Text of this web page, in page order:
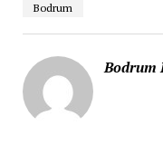
Bodrum
Bodrum